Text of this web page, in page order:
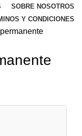
SOBRE NOSOTROS
Y CONDICIONES